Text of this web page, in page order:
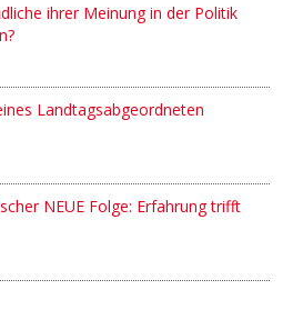
ihrer Meinung in der Politik
Landtagsabgeordneten
NEUE Folge: Erfahrung trifft